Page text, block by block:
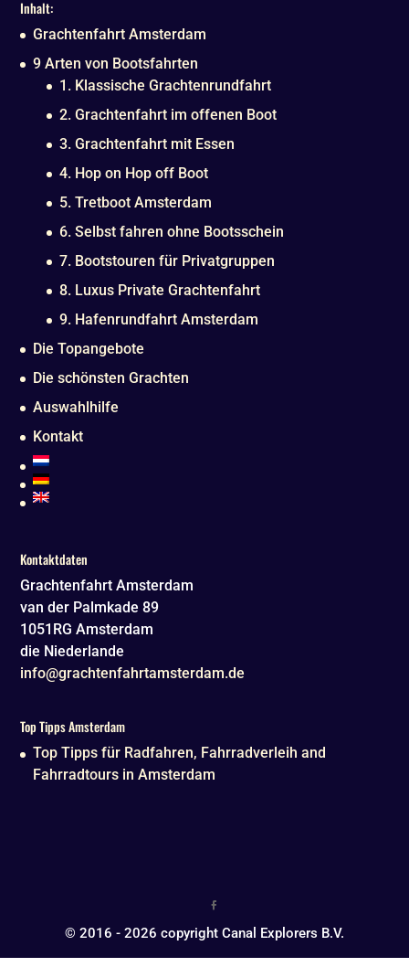
Inhalt:
Grachtenfahrt Amsterdam
9 Arten von Bootsfahrten
1. Klassische Grachtenrundfahrt
2. Grachtenfahrt im offenen Boot
3. Grachtenfahrt mit Essen
4. Hop on Hop off Boot
5. Tretboot Amsterdam
6. Selbst fahren ohne Bootsschein
7. Bootstouren für Privatgruppen
8. Luxus Private Grachtenfahrt
9. Hafenrundfahrt Amsterdam
Die Topangebote
Die schönsten Grachten
Auswahlhilfe
Kontakt
Kontaktdaten
Grachtenfahrt Amsterdam
van der Palmkade 89
1051RG Amsterdam
die Niederlande
info@grachtenfahrtamsterdam.de
Top Tipps Amsterdam
Top Tipps für Radfahren, Fahrradverleih and
Fahrradtours in Amsterdam
© 2016 - 2026 copyright Canal Explorers B.V.